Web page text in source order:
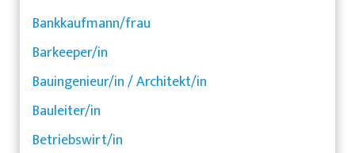
Bankkaufmann/frau
Barkeeper/in
Bauingenieur/in / Architekt/in
Bauleiter/in
Betriebswirt/in